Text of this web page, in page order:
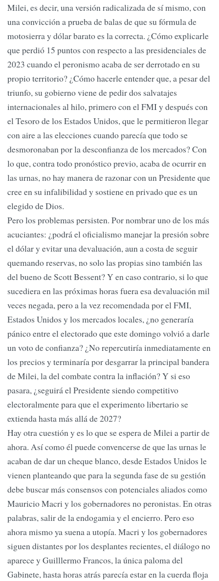
Milei, es decir, una versión radicalizada de sí mismo, con
una convicción a prueba de balas de que su fórmula de
motosierra y dólar barato es la correcta. ¿Cómo explicarle
que perdió 15 puntos con respecto a las presidenciales de
2023 cuando el peronismo acaba de ser derrotado en su
propio territorio? ¿Cómo hacerle entender que, a pesar del
triunfo, su gobierno viene de pedir dos salvatajes
internacionales al hilo, primero con el FMI y después con
el Tesoro de los Estados Unidos, que le permitieron llegar
con aire a las elecciones cuando parecía que todo se
desmoronaban por la desconfianza de los mercados? Con
lo que, contra todo pronóstico previo, acaba de ocurrir en
las urnas, no hay manera de razonar con un Presidente que
cree en su infalibilidad y sostiene en privado que es un
elegido de Dios.
Pero los problemas persisten. Por nombrar uno de los más
acuciantes: ¿podrá el oficialismo manejar la presión sobre
el dólar y evitar una devaluación, aun a costa de seguir
quemando reservas, no solo las propias sino también las
del bueno de Scott Bessent? Y en caso contrario, si lo que
sucediera en las próximas horas fuera esa devaluación mil
veces negada, pero a la vez recomendada por el FMI,
Estados Unidos y los mercados locales, ¿no generaría
pánico entre el electorado que este domingo volvió a darle
un voto de confianza? ¿No repercutiría inmediatamente en
los precios y terminaría por desgarrar la principal bandera
de Milei, la del combate contra la inflación? Y si eso
pasara, ¿seguirá el Presidente siendo competitivo
electoralmente para que el experimento libertario se
extienda hasta más allá de 2027?
Hay otra cuestión y es lo que se espera de Milei a partir de
ahora. Así como él puede convencerse de que las urnas le
acaban de dar un cheque blanco, desde Estados Unidos le
vienen planteando que para la segunda fase de su gestión
debe buscar más consensos con potenciales aliados como
Mauricio Macri y los gobernadores no peronistas. En otras
palabras, salir de la endogamia y el encierro. Pero eso
ahora mismo ya suena a utopía. Macri y los gobernadores
siguen distantes por los desplantes recientes, el diálogo no
aparece y Guilllermo Francos, la única paloma del
Gabinete, hasta horas atrás parecía estar en la cuerda floja